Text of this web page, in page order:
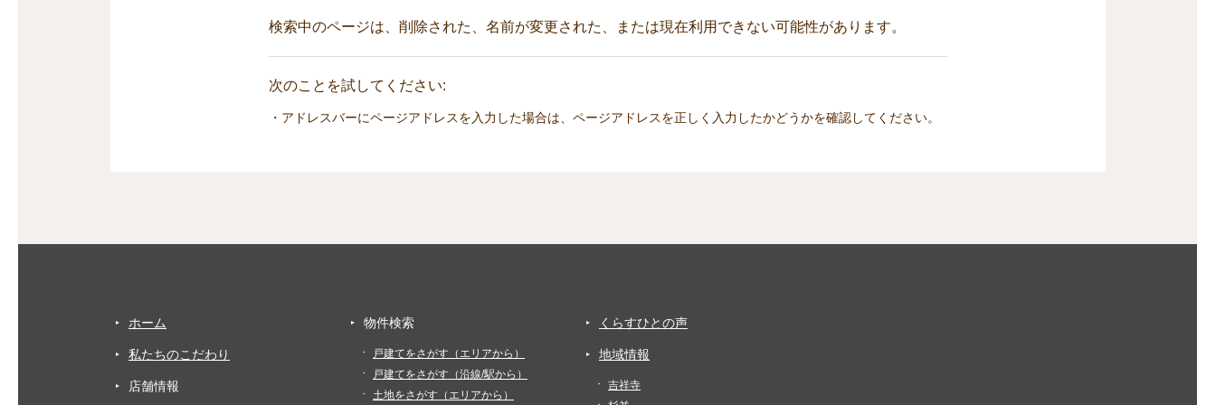
検索中のページは、削除された、名前が変更された、または現在利用できない可能性があります。
次のことを試してください:
・アドレスバーにページアドレスを入力した場合は、ページアドレスを正しく入力したかどうかを確認してください。
ホーム
私たちのこだわり
店舗情報
物件検索
戸建てをさがす（エリアから）
戸建てをさがす（沿線/駅から）
土地をさがす（エリアから）
くらすひとの声
地域情報
吉祥寺